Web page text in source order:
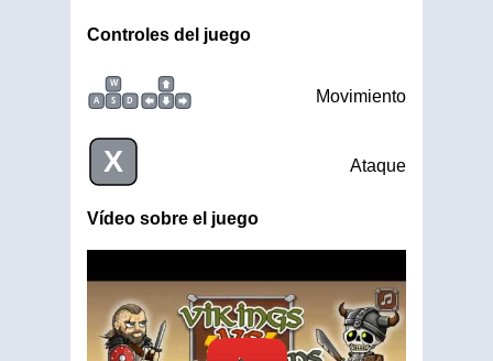
Controles del juego
W
A
S D Movimiento
X Ataque
Vídeo sobre el juego